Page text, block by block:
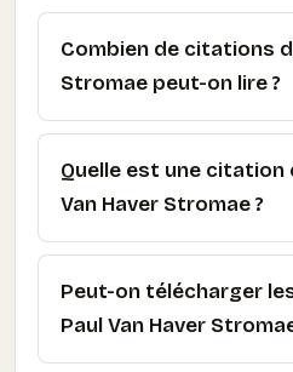
Combien de citations
Stromae peut-on lire ?
Quelle est une citation
Van Haver Stromae ?
Peut-on télécharger
Paul Van Haver